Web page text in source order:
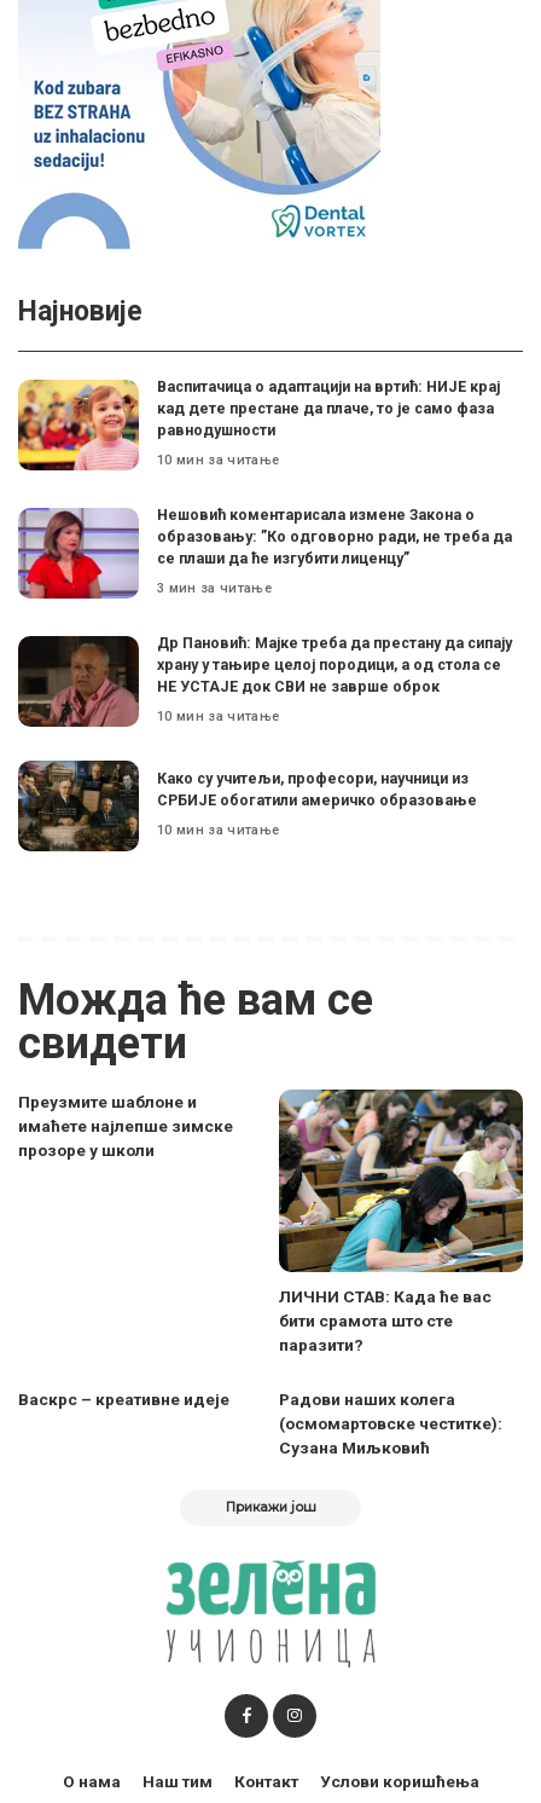
Најновије
Васпитачица о адаптацији на вртић: НИЈЕ крај
кад дете престане да плаче, то је само фаза
равнодушности
10 мин за читање
Нешовић коментарисала измене Закона о
образовању: ”Ко одговорно ради, не треба да
се плаши да ће изгубити лиценцу”
3 мин за читање
Др Пановић: Мајке треба да престану да сипају
храну у тањире целој породици, а од стола се
НЕ УСТАЈЕ док СВИ не заврше оброк
10 мин за читање
Како су учитељи, професори, научници из
СРБИЈЕ обогатили америчко образовање
10 мин за читање
Можда ће вам се
свидети
Преузмите шаблоне и
имаћете најлепше зимске
прозоре у школи
ЛИЧНИ СТАВ: Када ће вас
бити срамота што сте
паразити?
Васкрс – креативне идеје
Радови наших колега
(осмомартовске честитке):
Сузана Миљковић
Прикажи још
О нама Наш тим Контакт Услови коришћења